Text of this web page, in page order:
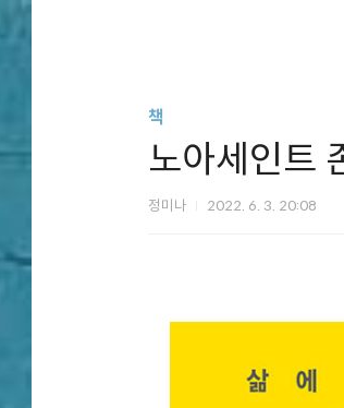
책
노아세인트
정미나 2022. 6. 3. 20:08